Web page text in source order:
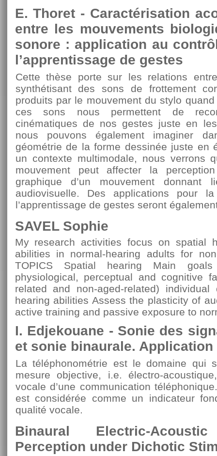
E. Thoret - Caractérisation
entre les mouvements
sonore : application au
l’apprentissage de gestes
Cette thèse porte sur les relations
synthétisant des sons de frottement
produits par le mouvement du stylo
ces sons nous permettent de
cinématiques de nos gestes juste en
nous pouvons également imaginer
géométrie de la forme dessinée juste en
un contexte multimodale, nous verrons
mouvement peut affecter la
graphique d’un mouvement
audiovisuelle. Des applications pour
l’apprentissage de gestes seront
SAVEL Sophie
My research activities focus on spatial
abilities in normal-hearing adults for
TOPICS Spatial hearing Main
physiological, perceptual and cognitive
related and non-aged-related)
hearing abilities Assess the plasticity of
active training and passive exposure to
I. Edjekouane - Sonie des
et sonie binaurale.
La téléphonométrie est le domaine qui
mesure objective, i.e. électro-
vocale d’une communication
est considérée comme un indicateur
qualité vocale.
Binaural Electric-
Perception under Dichotic